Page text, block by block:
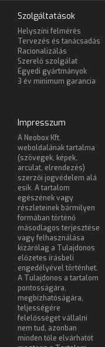
Szolgáltatások
Helyszíni felmérés
Tervezés és tanácsadás
Racionalizálás
Szerelő szolgálat
Egyedi gyártmányok
3 év minimum garancia
Impresszum
A Neobox Kft.
weboldalának tartalma
(szövegek, képek,
arculat, elrendezés)
szerzői jogvédelem alá
esik. A tartalom
egészének vagy
részleteinek bármilyen
formában történő
másodlagos terjesztése
vagy felhasználása
kizárólag a Tulajdonos
előzetes írásbeli
engedélyével történhet.
A Tulajdonos a tartalom
pontosságára,
megbízhatóságára,
teljességére
felelősséget vállalni
nem tud, azonban
minden tőle elvárhatót